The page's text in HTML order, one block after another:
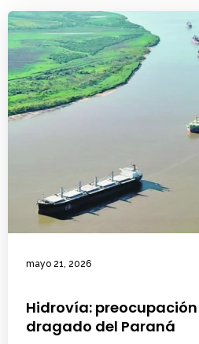
mayo 21, 2026
Hidrovía:
dragado del Paraná